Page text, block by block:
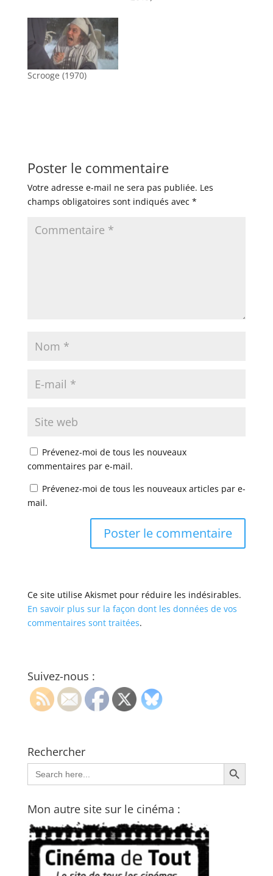
Scrooge (1970)
Poster le commentaire
Votre adresse e-mail ne sera pas publiée. Les
champs obligatoires sont indiqués avec *
Prévenez-moi de tous les nouveaux
commentaires par e-mail.
Prévenez-moi de tous les nouveaux articles par e-
mail.
Ce site utilise Akismet pour réduire les indésirables.
En savoir plus sur la façon dont les données de vos
commentaires sont traitées.
Suivez-nous :
Rechercher
Search
for:
Search Button
Mon autre site sur le cinéma :